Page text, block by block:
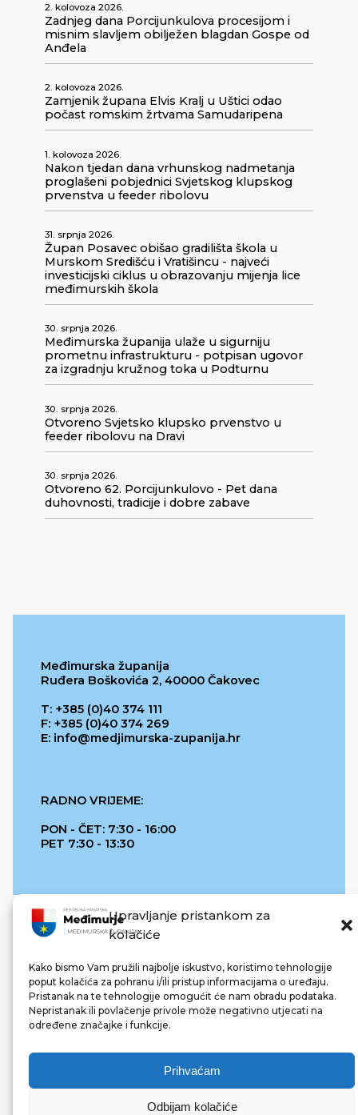
Upravljanje pristankom za
kolačiće
Kako bismo Vam pružili najbolje iskustvo, koristimo tehnologije
poput kolačića za pohranu i/ili pristup informacijama o uređaju.
Pristanak na te tehnologije omogućit će nam obradu podataka.
Nepristanak ili povlačenje privole može negativno utjecati na
određene značajke i funkcije.
Prihvaćam
Odbijam kolačiće
2. kolovoza 2026.
Zadnjeg dana Porcijunkulova procesijom i
misnim slavljem obilježen blagdan Gospe od
Anđela
2. kolovoza 2026.
Zamjenik župana Elvis Kralj u Uštici odao
počast romskim žrtvama Samudaripena
1. kolovoza 2026.
Nakon tjedan dana vrhunskog nadmetanja
proglašeni pobjednici Svjetskog klupskog
prvenstva u feeder ribolovu
31. srpnja 2026.
Župan Posavec obišao gradilišta škola u
Murskom Središću i Vratišincu - najveći
investicijski ciklus u obrazovanju mijenja lice
međimurskih škola
30. srpnja 2026.
Međimurska županija ulaže u sigurniju
prometnu infrastrukturu - potpisan ugovor
za izgradnju kružnog toka u Podturnu
30. srpnja 2026.
Otvoreno Svjetsko klupsko prvenstvo u
feeder ribolovu na Dravi
30. srpnja 2026.
Otvoreno 62. Porcijunkulovo - Pet dana
duhovnosti, tradicije i dobre zabave
Međimurska županija
Ruđera Boškovića 2, 40000 Čakovec
T: +385 (0)40 374 111
F: +385 (0)40 374 269
E: info@medjimurska-zupanija.hr
RADNO VRIJEME:
PON - ČET: 7:30 - 16:00
PET 7:30 - 13:30
REPUBLIKA HRVATSKA
© 2022 Međimurska županija. Sva prava pridržana.